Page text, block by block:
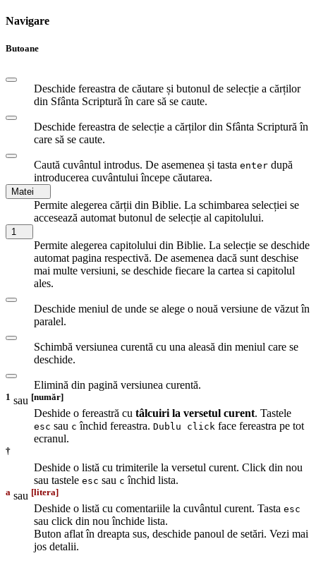
Navigare
Butoane
Deschide fereastra de căutare și butonul de selecție a cărților
din Sfânta Scriptură în care să se caute.
Deschide fereastra de selecție a cărților din Sfânta Scriptură în
care să se caute.
Caută cuvântul introdus. De asemenea și tasta enter după
introducerea cuvântului începe căutarea.
Matei
Permite alegerea cărții din Biblie. La schimbarea selecției se
accesează automat butonul de selecție al capitolului.
1
Permite alegerea capitolului din Biblie. La selecție se deschide
automat pagina respectivă. De asemenea dacă sunt deschise
mai multe versiuni, se deschide fiecare la cartea si capitolul
ales.
Deschide meniul de unde se alege o nouă versiune de văzut în
paralel.
Schimbă versiunea curentă cu una aleasă din meniul care se
deschide.
Elimină din pagină versiunea curentă.
1 sau [număr]
Deshide o fereastră cu tâlcuiri la versetul curent. Tastele
esc sau c închid fereastra. Dublu click face fereastra pe tot
ecranul.
†
Deshide o listă cu trimiterile la versetul curent. Click din nou
sau tastele esc sau c închid lista.
a sau [litera]
Deshide o listă cu comentariile la cuvântul curent. Tasta esc
sau click din nou închide lista.
Buton aflat în dreapta sus, deschide panoul de setări. Vezi mai
jos detalii.